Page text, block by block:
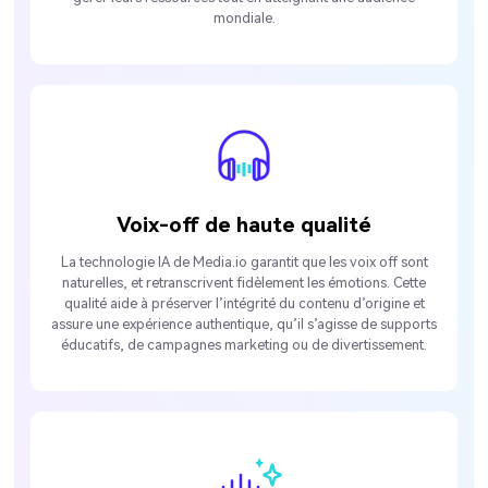
mondiale.
Voix-off de haute qualité
La technologie IA de Media.io garantit que les voix off sont
naturelles, et retranscrivent fidèlement les émotions. Cette
qualité aide à préserver l’intégrité du contenu d’origine et
assure une expérience authentique, qu’il s’agisse de supports
éducatifs, de campagnes marketing ou de divertissement.